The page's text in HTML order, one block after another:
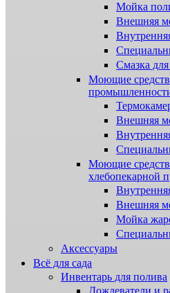
Мойка
Внешняя
Смазка
Моющие
Внешняя
Моющие
хлебопекарной
Внешняя
Мойка
Аксессуары
Всё для сада
Инвентарь для полива